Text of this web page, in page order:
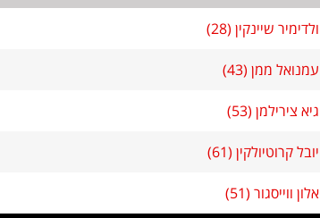
ולדימיר שיינקין (28)
עמנואל ממן (43)
גיא צירילמן (53)
יובל קרוטיולקין (61)
אלון ווייסגור (51)